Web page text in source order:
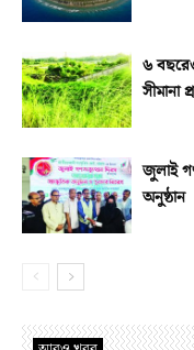
৬
সীমানা
জুলাই
অনুষ্ঠান